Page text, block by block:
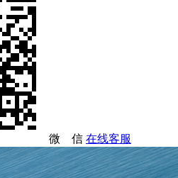
微 信 在线客服